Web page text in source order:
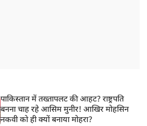
पाकिस्तान में तख्तापलट की आहट? राष्ट्रपति
बनना चाह रहे आसिम मुनीर! आखिर मोहसिन
नकवी को ही क्यों बनाया मोहरा?